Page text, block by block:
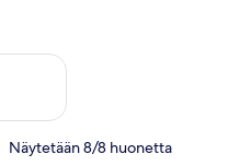
elok. 21 - elok. 23
Näytetään 8/8 huonetta